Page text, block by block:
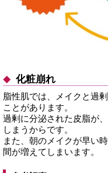
化粧崩れ
脂性肌では、メイクと過
ことがあります。
過剰に分泌された皮脂が
しまうからです。
また、朝のメイクが早い
間が増えてしまいます。